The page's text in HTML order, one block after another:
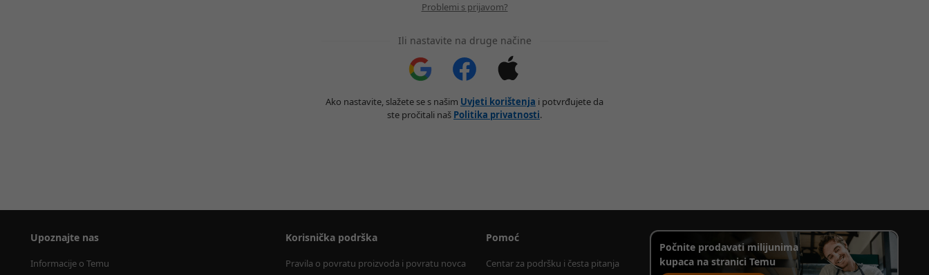
Problemi s prijavom?
Ili nastavite na druge načine
Ako nastavite, slažete se s našim Uvjeti korištenja i potvrđujete da
ste pročitali naš Politika privatnosti.
Upoznajte nas
Informacije o Temu
Korisnička podrška
Pravila o povratu proizvoda i povratu novca
Pomoć
Centar za podršku i česta pitanja
Počnite prodavati milijunima
kupaca na stranici Temu